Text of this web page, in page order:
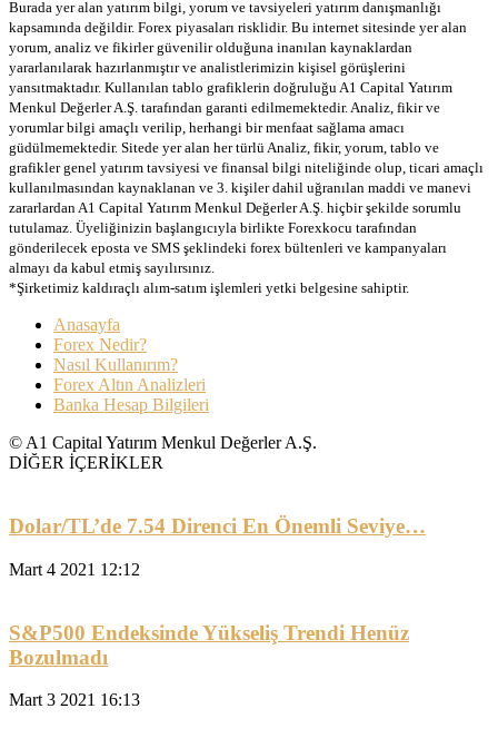
Burada yer alan yatırım bilgi, yorum ve tavsiyeleri yatırım danışmanlığı
kapsamında değildir. Forex piyasaları risklidir. Bu internet sitesinde yer alan
yorum, analiz ve fikirler güvenilir olduğuna inanılan kaynaklardan
yararlanılarak hazırlanmıştır ve analistlerimizin kişisel görüşlerini
yansıtmaktadır. Kullanılan tablo grafiklerin doğruluğu A1 Capital Yatırım
Menkul Değerler A.Ş. tarafından garanti edilmemektedir. Analiz, fikir ve
yorumlar bilgi amaçlı verilip, herhangi bir menfaat sağlama amacı
güdülmemektedir. Sitede yer alan her türlü Analiz, fikir, yorum, tablo ve
grafikler genel yatırım tavsiyesi ve finansal bilgi niteliğinde olup, ticari amaçlı
kullanılmasından kaynaklanan ve 3. kişiler dahil uğranılan maddi ve manevi
zararlardan A1 Capital Yatırım Menkul Değerler A.Ş. hiçbir şekilde sorumlu
tutulamaz. Üyeliğinizin başlangıcıyla birlikte Forexkocu tarafından
gönderilecek eposta ve SMS şeklindeki forex bültenleri ve kampanyaları
almayı da kabul etmiş sayılırsınız.
*Şirketimiz kaldıraçlı alım-satım işlemleri yetki belgesine sahiptir.
Anasayfa
Forex Nedir?
Nasıl Kullanırım?
Forex Altın Analizleri
Banka Hesap Bilgileri
© A1 Capital Yatırım Menkul Değerler A.Ş.
DİĞER İÇERİKLER
Dolar/TL’de 7.54 Direnci En Önemli Seviye…
Mart 4 2021 12:12
S&P500 Endeksinde Yükseliş Trendi Henüz
Bozulmadı
Mart 3 2021 16:13